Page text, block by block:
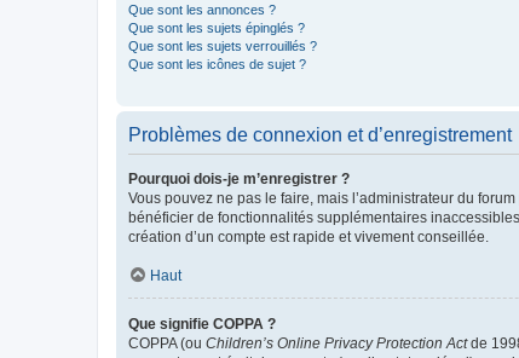
Que sont les annonces ?
Que sont les sujets épinglés ?
Que sont les sujets verrouillés ?
Que sont les icônes de sujet ?
Problèmes de connexion et d’enregistrement
Pourquoi dois-je m’enregistrer ?
Vous pouvez ne pas le faire, mais l’administrateur du
bénéficier de fonctionnalités supplémentaires
création d’un compte est rapide et vivement conseillée.
Haut
Que signifie COPPA ?
COPPA (ou Children’s Online Privacy Protection Actde